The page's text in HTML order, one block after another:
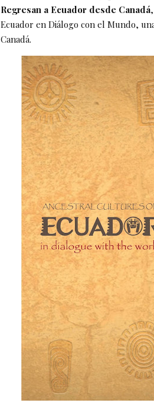
Regresan a Ecuador desde Canadá
Ecuador en Diálogo con el Mundo,
Canadá.